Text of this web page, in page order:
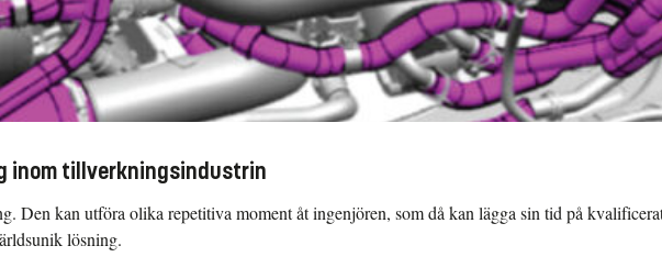
inom tillverkningsindustrin
Den kan utföra olika repetitiva moment åt ingenjören, som då kan lägga sin tid på
lösning.